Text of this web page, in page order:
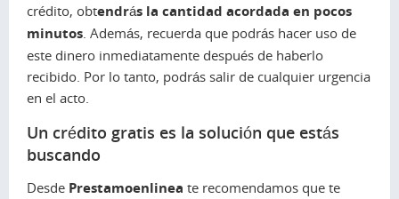
crédito, obtendrás la cantidad acordada en pocos
minutos . Además, recuerda que podrás hacer uso de
este dinero inmediatamente después de haberlo
recibido. Por lo tanto, podrás salir de cualquier urgencia
en el acto.
Un crédito gratis es la solución que estás
buscando
Desde Prestamoenlinea te recomendamos que te